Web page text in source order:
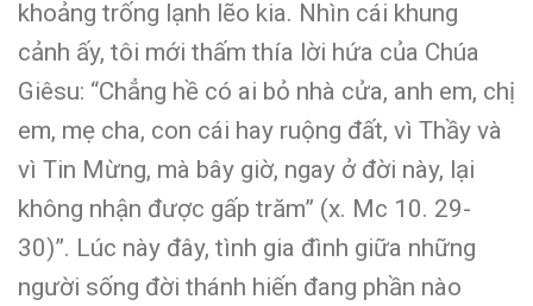
khoảng trống lạnh lẽo kia. Nhìn cái khung
cảnh ấy, tôi mới thấm thía lời hứa của Chúa
Giêsu: “Chẳng hề có ai bỏ nhà cửa, anh em, chị
em, mẹ cha, con cái hay ruộng đất, vì Thầy và
vì Tin Mừng, mà bây giờ, ngay ở đời này, lại
không nhận được gấp trăm” (x. Mc 10. 29-
30)”. Lúc này đây, tình gia đình giữa những
người sống đời thánh hiến đang phần nào